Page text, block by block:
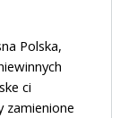
Polska,
ci
zamienione